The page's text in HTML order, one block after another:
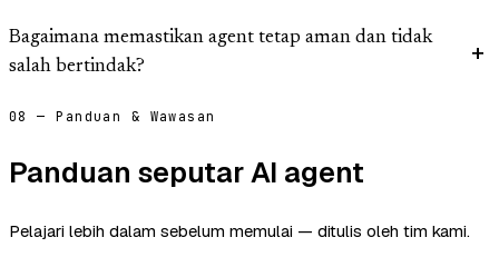
Bagaimana memastikan agent tetap aman dan tidak
salah bertindak?
08 — Panduan & Wawasan
Panduan seputar AI agent
Pelajari lebih dalam sebelum memulai — ditulis oleh tim kami.